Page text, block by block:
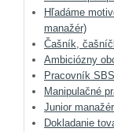
Hľadáme
manažér)
Čašník,
Ambiciózny
Pracovník SBS
Manipulačné
Junior
Dokladanie